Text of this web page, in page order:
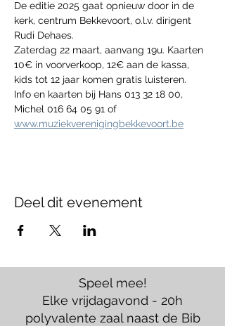
De editie 2025 gaat opnieuw door in de
kerk, centrum Bekkevoort, o.l.v. dirigent
Rudi Dehaes.
Zaterdag 22 maart, aanvang 19u. Kaarten
10€ in voorverkoop, 12€ aan de kassa,
kids tot 12 jaar komen gratis luisteren.
Info en kaarten bij Hans 013 32 18 00,
Michel 016 64 05 91 of
www.muziekverenigingbekkevoort.be
Deel dit evenement
Speel mee!
Elke vrijdagavond - 20h
polyvalente zaal naast de Bib